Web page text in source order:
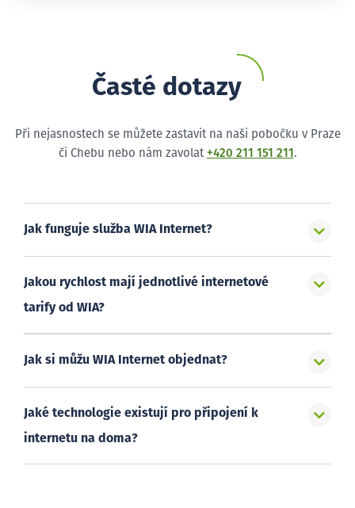
Časté dotazy
Při nejasnostech se můžete zastavit na naši pobočku v Praze
či Chebu nebo nám zavolat +420 211 151 211 .
Jak funguje služba WIA Internet?
Jakou rychlost mají jednotlivé internetové
tarify od WIA?
Jak si můžu WIA Internet objednat?
Jaké technologie existují pro připojení k
internetu na doma?